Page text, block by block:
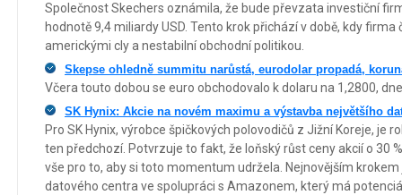
Společnost Skechers oznámila, že bude převzata investiční
hodnotě 9,4 miliardy USD. Tento krok přichází v době, kdy
americkými cly a nestabilní obchodní politikou.
Skepse ohledně summitu narůstá, eurodolar propadá,
Včera touto dobou se euro obchodovalo k dolaru na 1,2800,
SK Hynix: Akcie na novém maximu a výstavba největšího
Pro SK Hynix, výrobce špičkových polovodičů z Jižní Koreje, je
ten předchozí. Potvrzuje to fakt, že loňský růst ceny akcií o 30
vše pro to, aby si toto momentum udržela. Nejnovějším
datového centra ve spolupráci s Amazonem, který má